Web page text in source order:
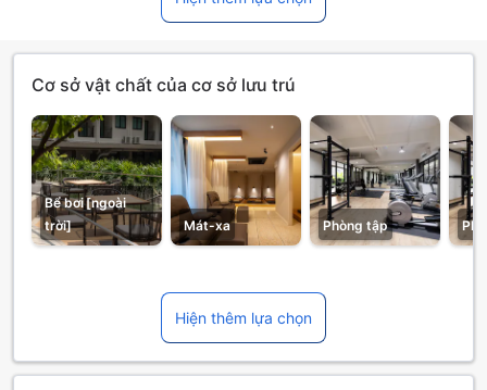
Cơ sở vật chất của cơ sở lưu trú
Bể bơi [ngoài
trời]
Mát-xa Phòng tập
Hiện thêm lựa chọn